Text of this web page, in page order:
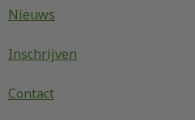
Nieuws
Inschrijven
Contact